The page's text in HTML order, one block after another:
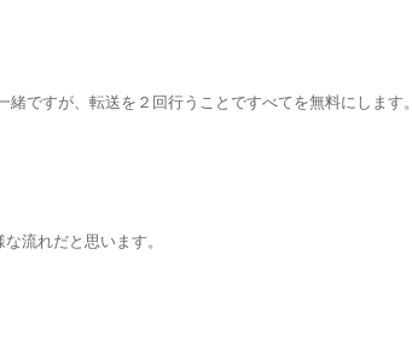
緒ですが、転送を２回行うことですべてを無料にします。
流れだと思います。